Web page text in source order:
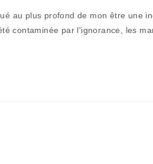
au plus profond de mon être une
contaminée par l'ignorance, les